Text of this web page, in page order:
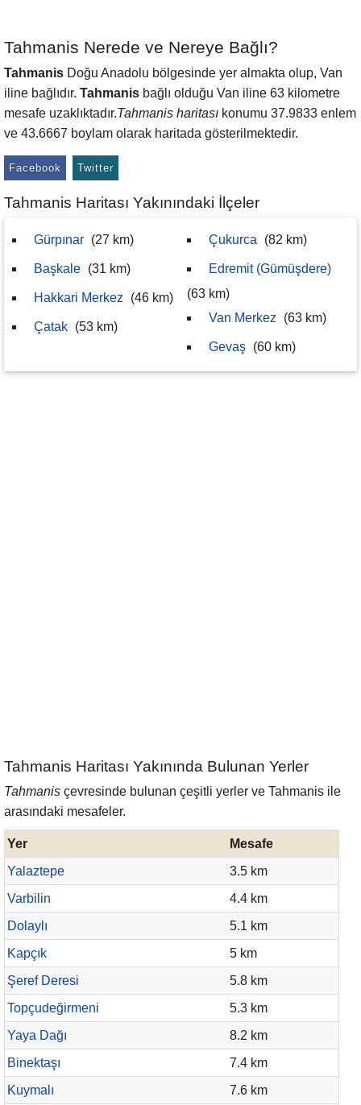
Tahmanis Nerede ve Nereye Bağlı?
Tahmanis Doğu Anadolu bölgesinde yer almakta olup, Van
iline bağlıdır. Tahmanis bağlı olduğu Van iline 63 kilometre
mesafe uzaklıktadır.Tahmanis haritası konumu 37.9833 enlem
ve 43.6667 boylam olarak haritada gösterilmektedir.
Facebook Twitter
Tahmanis Haritası Yakınındaki İlçeler
Gürpınar (27 km)
Başkale (31 km)
Hakkari Merkez (46 km)
Çatak (53 km)
Çukurca (82 km)
Edremit (Gümüşdere)
(63 km)
Van Merkez
(63 km)
Gevaş (60 km)
Tahmanis Haritası Yakınında Bulunan Yerler
Tahmanis çevresinde bulunan çeşitli yerler ve Tahmanis ile
arasındaki mesafeler.
Yer
Mesafe
Yalaztepe
3.5 km
Varbilin
4.4 km
Dolaylı
5.1 km
Kapçık
5 km
Şeref Deresi
5.8 km
Topçudeğirmeni
5.3 km
Yaya Dağı
8.2 km
Binektaşı
7.4 km
Kuymalı
7.6 km